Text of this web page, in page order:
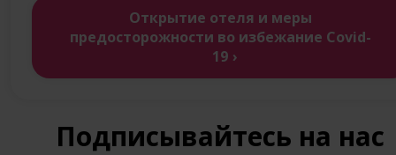
Открытие отеля и меры
предосторожности во избежание Covid-
19
Подписывайтесь на нас